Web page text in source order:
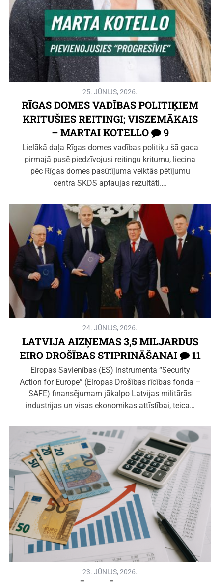
25. JŪNIJS, 2026.
RĪGAS DOMES VADĪBAS POLITIĶIEM
KRITUŠIES REITINGI; VISZEMĀKAIS
– MARTAI KOTELLO
9
Lielākā daļa Rīgas domes vadības politiķu šā gada
pirmajā pusē piedzīvojusi reitingu kritumu, liecina
pēc Rīgas domes pasūtījuma veiktās pētījumu
centra SKDS aptaujas rezultāti….
24. JŪNIJS, 2026.
LATVIJA AIZŅEMAS 3,5 MILJARDUS
EIRO DROŠĪBAS STIPRINĀŠANAI
11
Eiropas Savienības (ES) instrumenta “Security
Action for Europe” (Eiropas Drošības rīcības fonda –
SAFE) finansējumam jākalpo Latvijas militārās
industrijas un visas ekonomikas attīstībai, teica…
23. JŪNIJS, 2026.